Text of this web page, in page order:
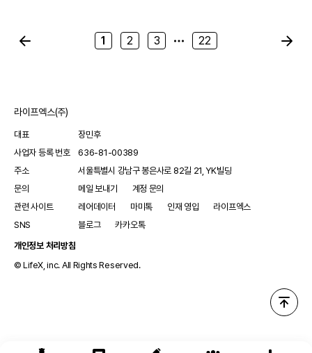
하고, 목소리는 나오지만 작은 목소리인데다가 말을 많이 하면 무리
저의 이야기를 시작해볼게요. 저의 투병기록과 일상을 남겨둔 블로
요! 블로그: 포레st / 오늘, 나의 이야기
https://m.blog.naver.com/girl1389 유튜브: 포레st의 안녕한 하
루 https://youtube.com/@forest_good_day
1 2 3 22
라이프엑스(주)
대표
장민후
사업자 등록 번호
636-81-00389
주소
서울특별시 강남구 봉은사로 82길 21, YK빌딩
문의
메일 보내기
계정 문의
관련 사이트
레어데이터 마미톡 인재 영입
라이프엑스
SNS
블로그
카카오톡
개인정보 처리방침
© LifeX, inc. All Rights Reserved.